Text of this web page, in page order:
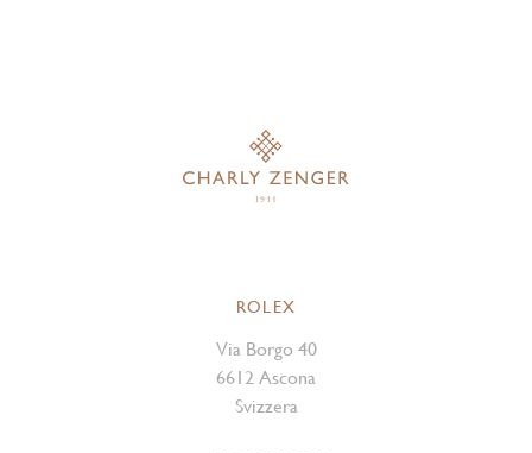
ROLEX
Via Borgo 40
6612 Ascona
Svizzera